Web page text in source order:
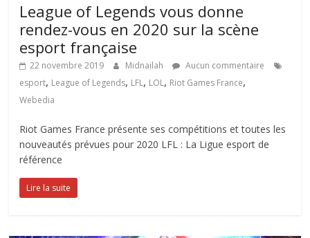
League of Legends vous donne
rendez-vous en 2020 sur la scène
esport française
22 novembre 2019 Midnailah
Aucun commentaire
esport, League of Legends, LFL, LOL, Riot Games France,
Webedia
Riot Games France présente ses compétitions et toutes les
nouveautés prévues pour 2020 LFL : La Ligue esport de
référence
Lire la suite